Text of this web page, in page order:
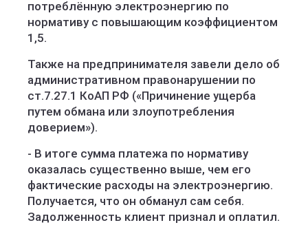
потреблённую электроэнергию по
нормативу с повышающим коэффициентом
1,5.
Также на предпринимателя завели дело об
административном правонарушении по
ст.7.27.1 КоАП РФ («Причинение ущерба
путем обмана или злоупотребления
доверием»).
- В итоге сумма платежа по нормативу
оказалась существенно выше, чем его
фактические расходы на электроэнергию.
Получается, что он обманул сам себя.
Задолженность клиент признал и оплатил.